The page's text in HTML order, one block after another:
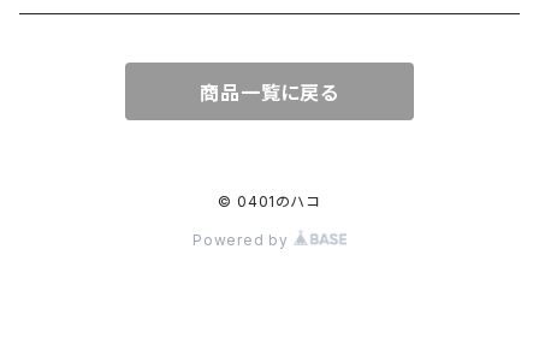
商品一覧に戻る
© 0401のハコ
Powered by